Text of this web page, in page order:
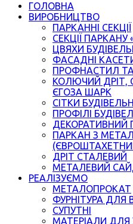
ГОЛОВНА
ВИРОБНИЦТВО
ПАРКАННІ СЕКЦІЇ
СЕКЦІЇ
ЦВЯХИ
ФАСАДНІ КАСЕТИ
ПРОФНАСТИЛ
КОЛЮЧИЙ ДРІТ,
ЄГОЗА ШАРК
СІТКИ
ПРОФІЛІ
ДЕКОРАТИВНИЙ
ПАРКАН З
ДРІТ СТАЛЕВИЙ
МЕТАЛЕВИЙ
РЕАЛІЗУЄМО
МЕТАЛОПРОКАТ
ФУРНІТУРА ДЛЯ
СУПУТНІ
МАТЕРІАЛИ ДЛЯ